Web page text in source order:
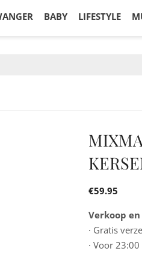
BABY LIFESTYLE
€59.95
Verkoop
· Gratis
· Voor